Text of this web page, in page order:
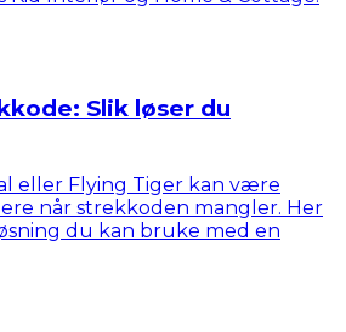
Slik løser du
eller Flying Tiger kan være
når strekkoden mangler. Her
du kan bruke med en